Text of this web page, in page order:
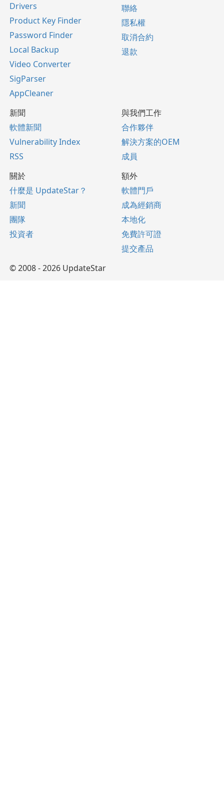
Drivers
Product Key Finder
Password Finder
Local Backup
Video Converter
SigParser
AppCleaner
聯絡
隱私權
取消合約
退款
新聞
軟體新聞
Vulnerability Index
RSS
與我們工作
合作夥伴
解決方案的OEM
成員
關於
什麼是 UpdateStar？
新聞
團隊
投資者
額外
軟體門戶
成為經銷商
本地化
免費許可證
提交產品
© 2008 - 2026 UpdateStar